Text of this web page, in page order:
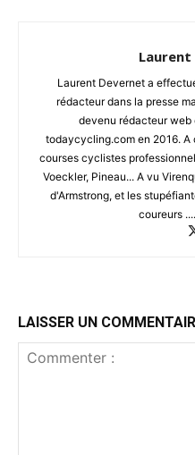
Laurent
Laurent Devernet a
rédacteur dans la presse
devenu rédacteur web
todaycycling.com en 2016. A
courses cyclistes
Voeckler, Pineau... A vu
d'Armstrong, et les
coureurs
LAISSER UN